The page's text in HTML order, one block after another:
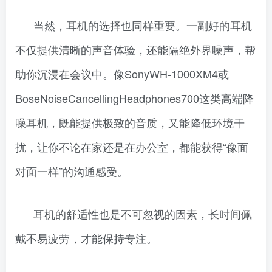
当然，耳机的选择也同样重要。一副好的耳机
不仅提供清晰的声音体验，还能隔绝外界噪声，帮
助你沉浸在会议中。像SonyWH-1000XM4或
BoseNoiseCancellingHeadphones700这类高端降
噪耳机，既能提供极致的音质，又能降低环境干
扰，让你不论在家还是在办公室，都能获得“像面
对面一样”的沟通感受。
耳机的舒适性也是不可忽视的因素，长时间佩
戴不易疲劳，才能保持专注。